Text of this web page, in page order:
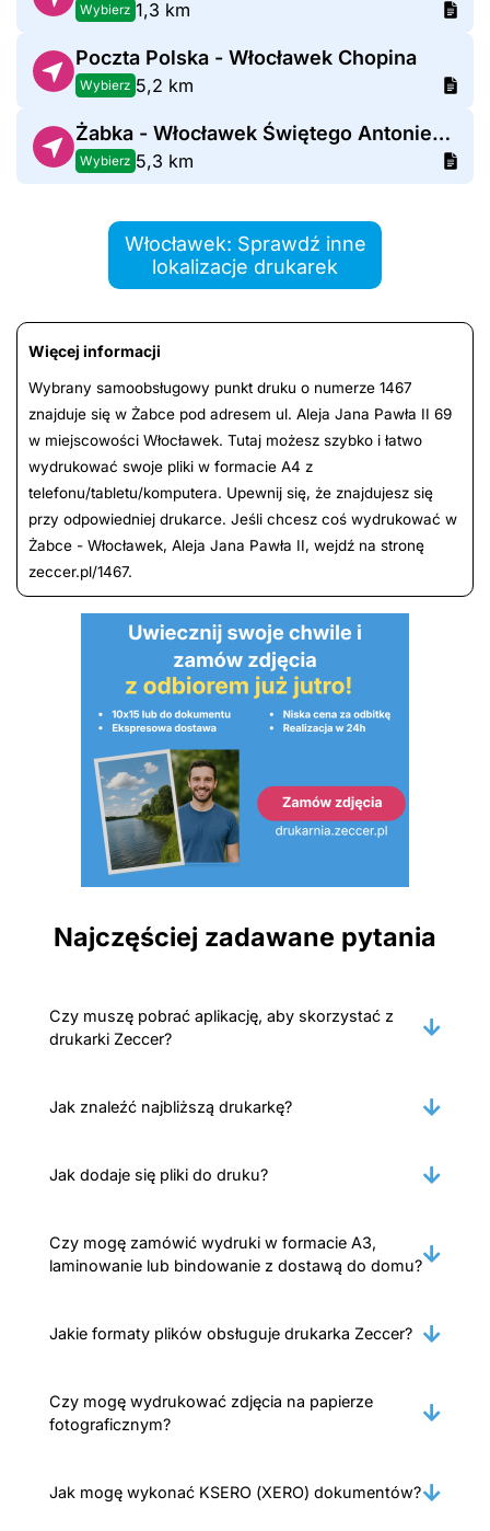
Wybierz 1,3 km
Poczta Polska - Włocławek Chopina
Wybierz 5,2 km
Żabka - Włocławek Świętego Antoniego 44
Wybierz 5,3 km
Włocławek: Sprawdź inne
lokalizacje drukarek
Więcej informacji
Wybrany samoobsługowy punkt druku o numerze 1467
znajduje się w Żabce pod adresem ul. Aleja Jana Pawła II 69
w miejscowości Włocławek. Tutaj możesz szybko i łatwo
wydrukować swoje pliki w formacie A4 z
telefonu/tabletu/komputera. Upewnij się, że znajdujesz się
przy odpowiedniej drukarce. Jeśli chcesz coś wydrukować w
Żabce - Włocławek, Aleja Jana Pawła II, wejdź na stronę
zeccer.pl/1467.
Najczęściej zadawane pytania
Czy muszę pobrać aplikację, aby skorzystać z
drukarki Zeccer?
Jak znaleźć najbliższą drukarkę?
Jak dodaje się pliki do druku?
Czy mogę zamówić wydruki w formacie A3,
laminowanie lub bindowanie z dostawą do domu?
Jakie formaty plików obsługuje drukarka Zeccer?
Czy mogę wydrukować zdjęcia na papierze
fotograficznym?
Jak mogę wykonać KSERO (XERO) dokumentów?